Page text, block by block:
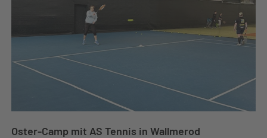
Oster-Camp mit AS Tennis in Wallmerod